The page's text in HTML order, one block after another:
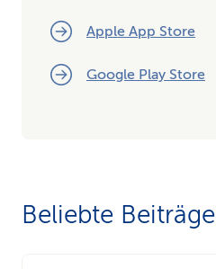
Apple App Store
Google Play Store
Beliebte Beiträge